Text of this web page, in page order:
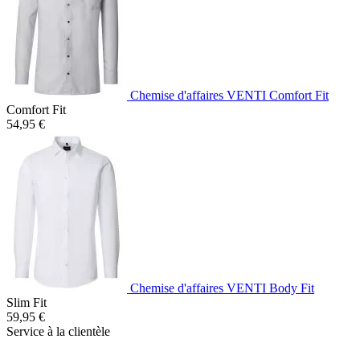
Chemise d'affaires VENTI Comfort Fit
Comfort Fit
54,95 €
Chemise d'affaires VENTI Body Fit
Slim Fit
59,95 €
Service à la clientèle